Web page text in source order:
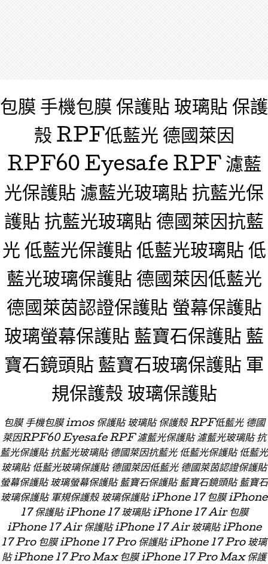
包膜 手機包膜 保護貼 玻璃貼 保護
殼 RPF低藍光 德國萊因
RPF60 Eyesafe RPF 濾藍
光保護貼 濾藍光玻璃貼 抗藍光保
護貼 抗藍光玻璃貼 德國萊因抗藍
光 低藍光保護貼 低藍光玻璃貼 低
藍光玻璃保護貼 德國萊因低藍光
德國萊茵認證保護貼 螢幕保護貼
玻璃螢幕保護貼 藍寶石保護貼 藍
寶石鏡頭貼 藍寶石玻璃保護貼 軍
規保護殼 玻璃保護貼
包膜 手機包膜 imos 保護貼 玻璃貼 保護殼 RPF低藍光 德國
萊因RPF60 Eyesafe RPF 濾藍光保護貼 濾藍光玻璃貼 抗
藍光保護貼 抗藍光玻璃貼 德國萊因抗藍光 低藍光保護貼 低藍光
玻璃貼 低藍光玻璃保護貼 德國萊因低藍光 德國萊茵認證保護貼
螢幕保護貼 玻璃螢幕保護貼 藍寶石保護貼 藍寶石鏡頭貼 藍寶石
玻璃保護貼 軍規保護殼 玻璃保護貼 iPhone 17 包膜 iPhone
17 保護貼 iPhone 17 玻璃貼 iPhone 17 Air 包膜
iPhone 17 Air 保護貼 iPhone 17 Air 玻璃貼 iPhone
17 Pro 包膜 iPhone 17 Pro 保護貼 iPhone 17 Pro 玻璃
貼 iPhone 17 Pro Max 包膜 iPhone 17 Pro Max 保護